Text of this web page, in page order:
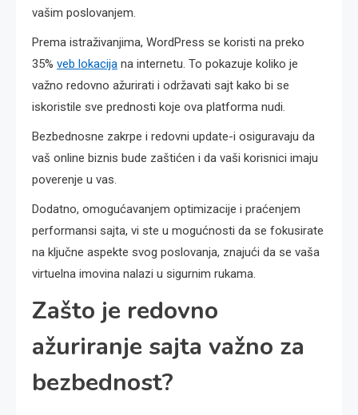
vašim poslovanjem.
Prema istraživanjima, WordPress se koristi na preko
35% veb lokacija na internetu. To pokazuje koliko je
važno redovno ažurirati i održavati sajt kako bi se
iskoristile sve prednosti koje ova platforma nudi.
Bezbednosne zakrpe i redovni update-i osiguravaju da
vaš online biznis bude zaštićen i da vaši korisnici imaju
poverenje u vas.
Dodatno, omogućavanjem optimizacije i praćenjem
performansi sajta, vi ste u mogućnosti da se fokusirate
na ključne aspekte svog poslovanja, znajući da se vaša
virtuelna imovina nalazi u sigurnim rukama.
Zašto je redovno
ažuriranje sajta važno za
bezbednost?